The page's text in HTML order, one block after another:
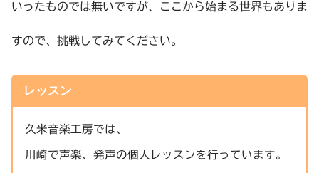
いったものでは無いですが、ここから始まる世界もありま
すので、挑戦してみてください。
レッスン
久米音楽工房では、
川崎で声楽、発声の個人レッスンを行っています。